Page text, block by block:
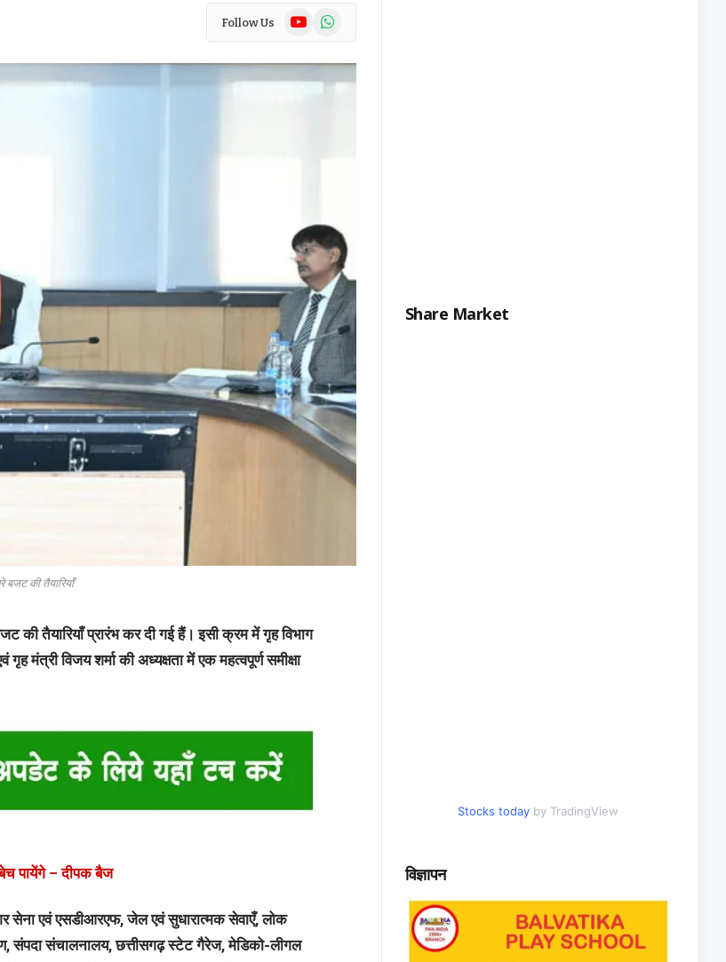
Follow Us YouTubeWhatsApp
बजट की तैयारियाँ
की तैयारियाँ प्रारंभ कर दी गई हैं। इसी क्रम में गृह विभाग
मंत्री विजय शर्मा की अध्यक्षता में एक महत्वपूर्ण समीक्षा
पायेंगे – दीपक बैज
सेना एवं एसडीआरएफ, जेल एवं सुधारात्मक सेवाएँ, लोक
संपदा संचालनालय, छत्तीसगढ़ स्टेट गैरेज, मेडिको-लीगल
Share Market
Stocks today by TradingView
विज्ञापन